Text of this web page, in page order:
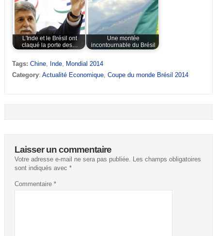
L'Inde et le Brésil ont
claqué la porte des…
Une montée
incontournable du Brésil
Tags: Chine, Inde, Mondial 2014
Category: Actualité Economique, Coupe du monde Brésil 2014
Laisser un commentaire
Votre adresse e-mail ne sera pas publiée. Les champs obligatoires
sont indiqués avec *
Commentaire *